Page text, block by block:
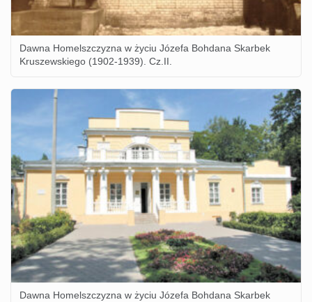
Dawna Homelszczyzna w życiu Józefa Bohdana Skarbek
Kruszewskiego (1902-1939). Cz.II.
Dawna Homelszczyzna w życiu Józefa Bohdana Skarbek